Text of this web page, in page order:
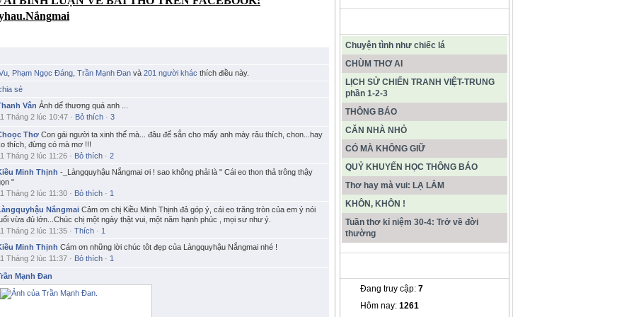
Phạm Ngọc Đáng Trần Mạnh Đan và 201 người khác thích điều này.
sẻ
Vân Ảnh dể thương quá anh ...
Tháng 2 lúc 10:47 · Bỏ thích · 3
Thơ Con gái người ta xinh thế mà... đâu để sẳn cho mấy anh mày râu thích, chon...hay
thích, đừng có mà mơ !!!
Tháng 2 lúc 11:26 · Bỏ thích · 2
Minh Thịnh -_Làngquyhậu Nắngmai ơi ! sao không phải là " Cái eo thon thả trông thậy
"
Tháng 2 lúc 11:30 · Bỏ thích · 1
Nắngmai Cảm ơn chị Kiều Minh Thịnh đả góp ý, cái eo trăng tròn của em ý nói
vừa đủ lớn...Chúc chị một ngày thật vui, một năm hạnh phúc , mọi sư như ý.
Tháng 2 lúc 11:35 · Thích · 1
Minh Thịnh Cám ơn những lời chúc tôt đẹp của Làngquyhậu Nắngmai nhé !
Tháng 2 lúc 11:37 · Bỏ thích · 1
Mạnh Đan
Chuyện tình như chiếc lá
CHÙM THƠ AI
LỊCH SỬ CHIẾN TRANH VIỆT-TRUNG
phần 1-2-3
THÔNG BÁO
CĂN NHÀ NHỎ
CÓ MÀ KHÔNG GIỮ
QUỶ KHUYẾN HỌC THÔNG BÁO
Thơ hay mà vui: LẠ LẮM
KHÔN, KHÔN !
Tuần thơ kỉ niệm 30-4: Trở về đời
thường
Đang truy cập: 7
Hôm nay: 1261